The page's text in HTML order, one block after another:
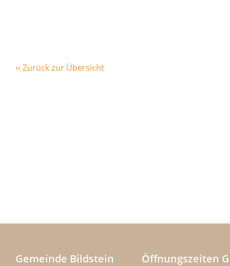
‹‹ Zurück zur Übersicht
Gemeinde Bildstein Öffnungszeiten